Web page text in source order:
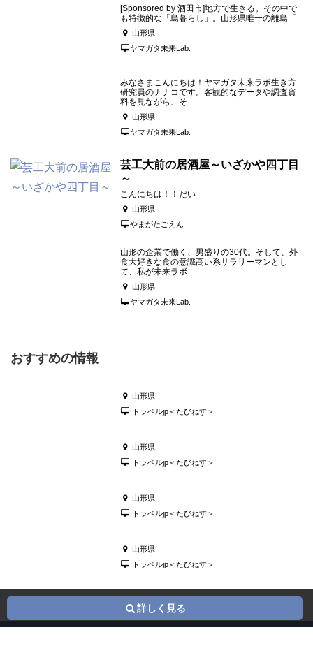
詳しく見る
[Sponsored by 酒田市]地方で生きる。その中で
も特徴的な「島暮らし」。山形県唯一の離島「
山形県
ヤマガタ未来Lab.
みなさまこんにちは！ヤマガタ未来ラボ生き方
研究員のナナコです。客観的なデータや調査資
料を見ながら、そ
山形県
ヤマガタ未来Lab.
芸工大前の居酒屋～いざかや四丁目
～
こんにちは！！だい
山形県
やまがたごえん
山形の企業で働く、男盛りの30代。そして、外
食大好きな食の意識高い系サラリーマンとし
て、私が未来ラボ
山形県
ヤマガタ未来Lab.
おすすめの情報
山形県
トラベルjp＜たびねす＞
山形県
トラベルjp＜たびねす＞
山形県
トラベルjp＜たびねす＞
山形県
トラベルjp＜たびねす＞